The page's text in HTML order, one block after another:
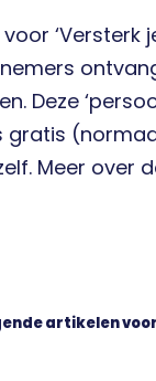
‘Versterk
Deze
gratis
Meer over
artikelen